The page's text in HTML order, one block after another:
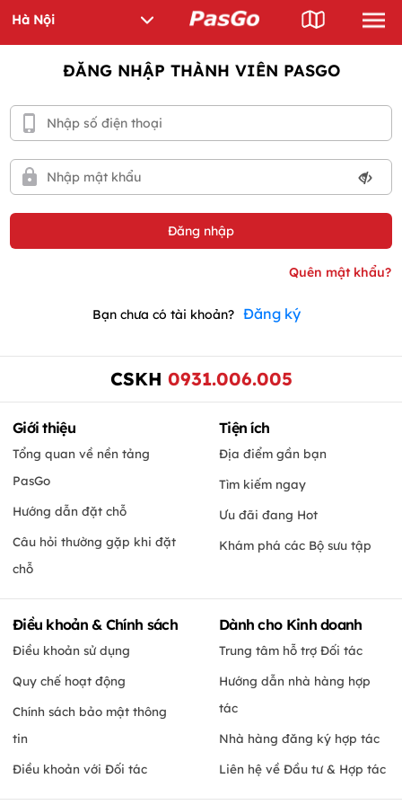
ĐĂNG NHẬP THÀNH VIÊN PASGO
Bạn chưa có tài khoản? Đăng ký
CSKH 0931.006.005
Giới thiệu
Tổng quan về nền tảng
PasGo
Hướng dẫn đặt chỗ
Câu hỏi thường gặp khi đặt
chỗ
Tiện ích
Địa điểm gần bạn
Tìm kiếm ngay
Ưu đãi đang Hot
Khám phá các Bộ sưu tập
Điều khoản & Chính sách
Điều khoản sử dụng
Quy chế hoạt động
Chính sách bảo mật thông
tin
Điều khoản với Đối tác
Dành cho Kinh doanh
Trung tâm hỗ trợ Đối tác
Hướng dẫn nhà hàng hợp
tác
Nhà hàng đăng ký hợp tác
Liên hệ về Đầu tư & Hợp tác